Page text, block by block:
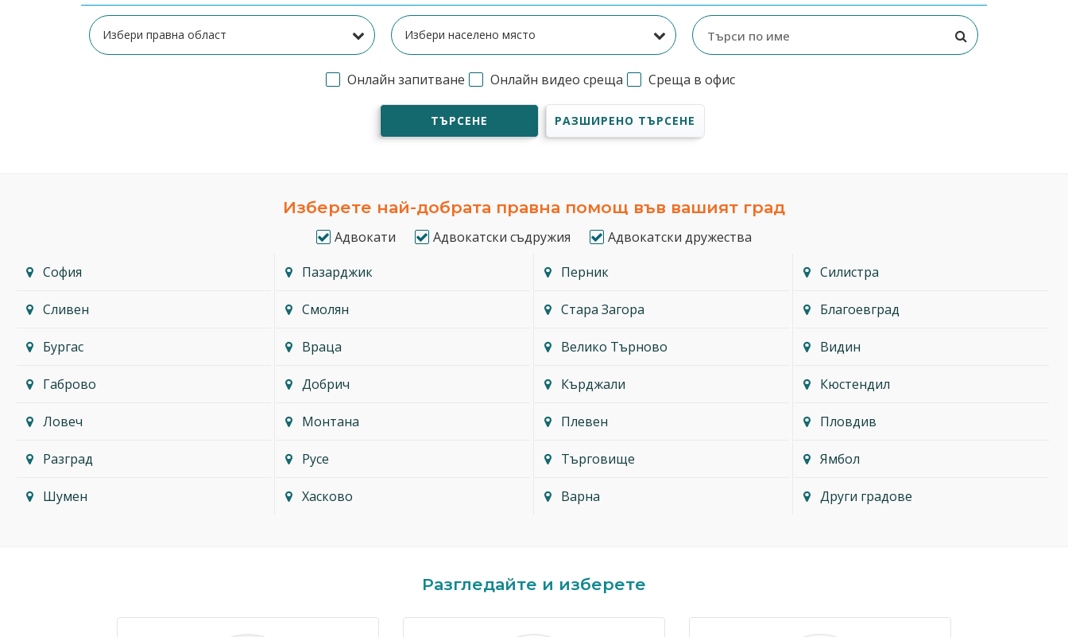
Онлайн запитване Онлайн видео среща Среща в офис
ТЪРСЕНЕ РАЗШИРЕНО ТЪРСЕНЕ
Изберете най-добрата правна помощ във вашият град
Адвокати Адвокатски съдружия
Адвокатски дружества
София
Пазарджик Перник Силистра
Сливен Смолян Стара Загора Благоевград
Бургас Враца Велико Търново Видин
Габрово Добрич Кърджали Кюстендил
Ловеч Монтана Плевен Пловдив
Разград Русе Търговище Ямбол
Шумен Хасково Варна Други градове
Разгледайте и изберете